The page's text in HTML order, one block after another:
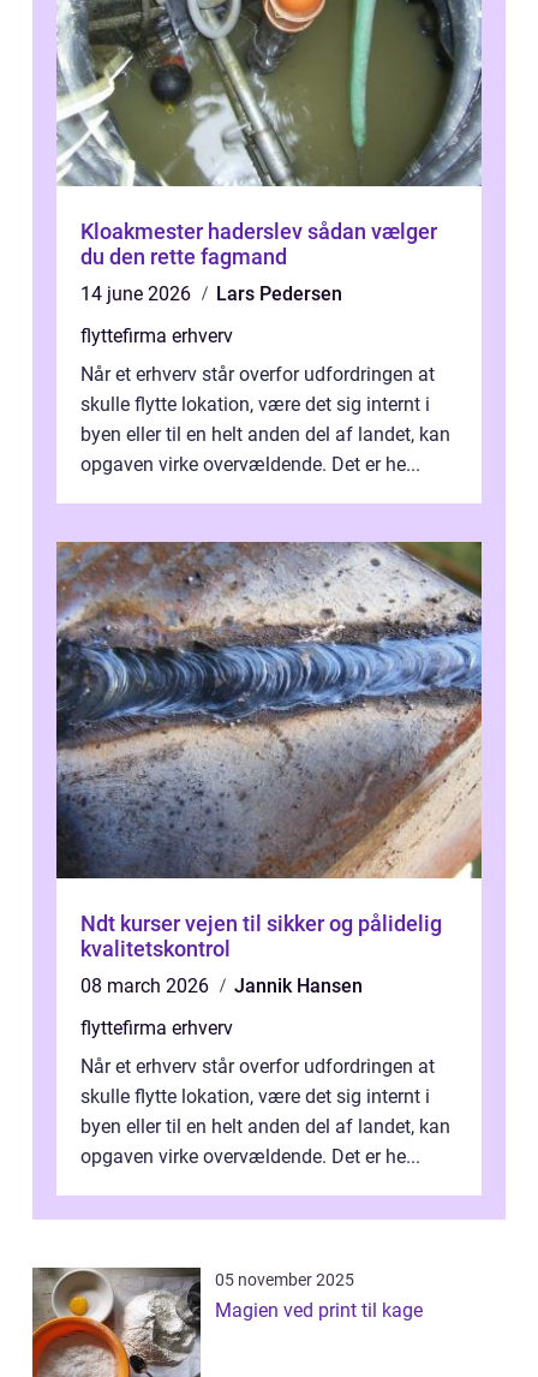
Kloakmester haderslev sådan vælger
du den rette fagmand
14 june 2026
Lars Pedersen
flyttefirma erhverv
Når et erhverv står overfor udfordringen at
skulle flytte lokation, være det sig internt i
byen eller til en helt anden del af landet, kan
opgaven virke overvældende. Det er he...
Ndt kurser vejen til sikker og pålidelig
kvalitetskontrol
08 march 2026
Jannik Hansen
flyttefirma erhverv
Når et erhverv står overfor udfordringen at
skulle flytte lokation, være det sig internt i
byen eller til en helt anden del af landet, kan
opgaven virke overvældende. Det er he...
05 november 2025
Magien ved print til kage